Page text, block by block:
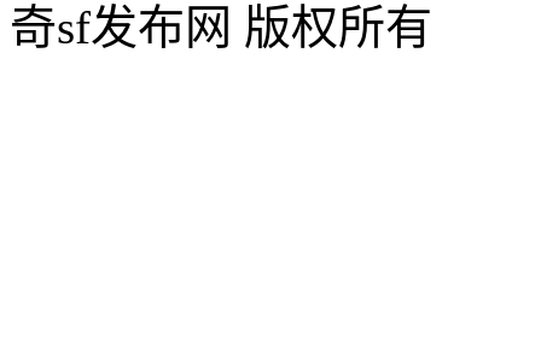
奇sf发布网 版权所有